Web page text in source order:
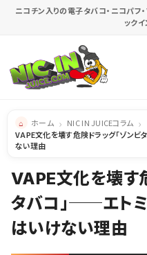
ニコチン入りの電子タバコ・ニコパ
ックイ
ホーム
NIC IN JUICEコラム
VAPE文化を壊す危険ドラッグ「ゾン
ない理由
VAPE文化を壊す
タバコ」──エト
はいけない理由